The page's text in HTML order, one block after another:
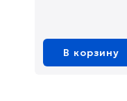
В корзину